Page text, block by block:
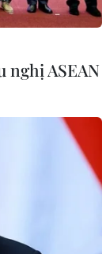
thu giữ số
nghị ASEAN